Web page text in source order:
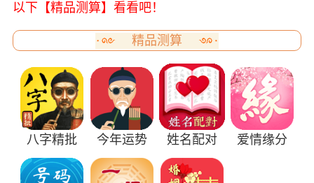
以下【精品测算】看看吧！
精品测算
八字精批 今年运势 姓名配对 爱情缘分